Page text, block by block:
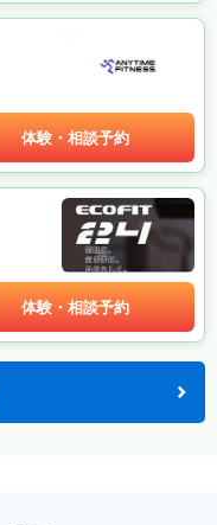
体験・相談予約
体験・相談予約